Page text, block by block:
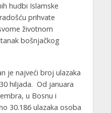
hudbi Islamske
prihvate
životnom
bošnjačkog
je najveći broj ulazaka
hiljada. Od januara
u Bosnu i
30.186 ulazaka osoba